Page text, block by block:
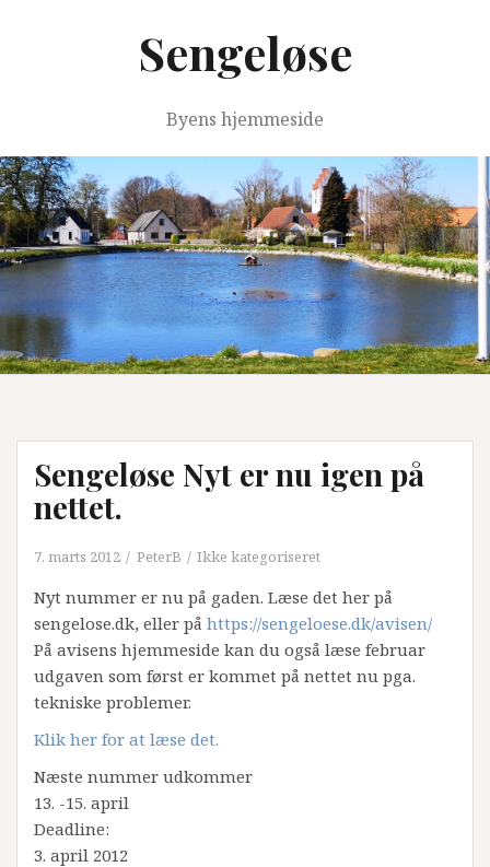
Sengeløse
Byens hjemmeside
Sengeløse Nyt er nu igen på
nettet.
7. marts 2012 PeterB Ikke kategoriseret
Nyt nummer er nu på gaden. Læse det her på
sengelose.dk, eller på https://sengeloese.dk/avisen/
På avisens hjemmeside kan du også læse februar
udgaven som først er kommet på nettet nu pga.
tekniske problemer.
Klik her for at læse det.
Næste nummer udkommer
13. -15. april
Deadline:
3. april 2012